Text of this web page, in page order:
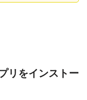
リをインストー